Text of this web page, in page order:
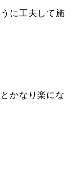
に工夫して施
かなり楽にな